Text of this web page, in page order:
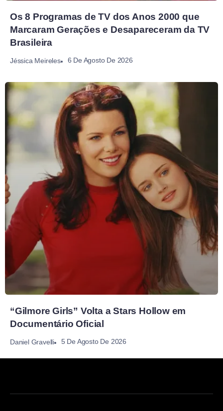
Os 8 Programas de TV dos Anos 2000 que
Marcaram Gerações e Desapareceram da TV
Brasileira
Jéssica Meireles 6 De Agosto De 2026
“Gilmore Girls” Volta a Stars Hollow em
Documentário Oficial
Daniel Gravelli 5 De Agosto De 2026